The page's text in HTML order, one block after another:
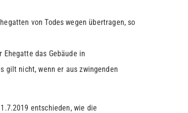
von Todes wegen übertragen, so
das Gebäude in
gilt nicht, wenn er aus zwingenden
entschieden, wie die